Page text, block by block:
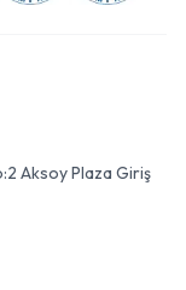
Aksoy Plaza Giriş